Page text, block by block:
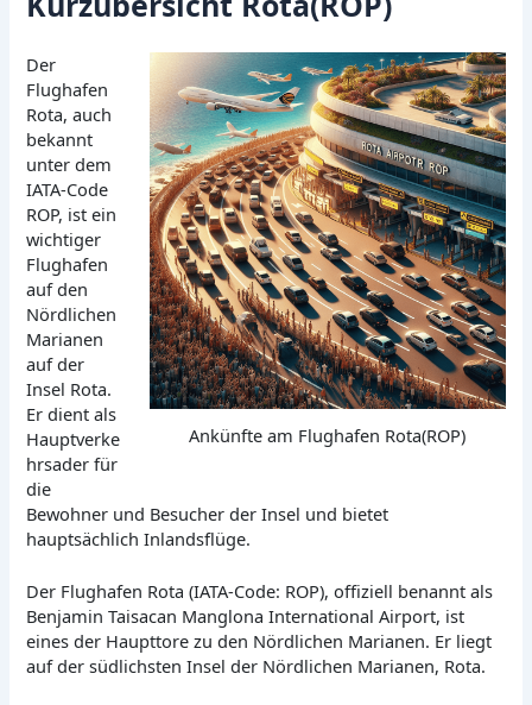
Ankünfte am Flughafen Rota(ROP)
Der
Flughafen
Rota, auch
bekannt
unter dem
IATA-Code
ROP, ist ein
wichtiger
Flughafen
auf den
Nördlichen
Marianen
auf der
Insel Rota.
Er dient als
Hauptverke
hrsader für
die
Bewohner und Besucher der Insel und bietet
hauptsächlich Inlandsflüge.
Der Flughafen Rota (IATA-Code: ROP), offiziell benannt als
Benjamin Taisacan Manglona International Airport, ist
eines der Haupttore zu den Nördlichen Marianen. Er liegt
auf der südlichsten Insel der Nördlichen Marianen, Rota.